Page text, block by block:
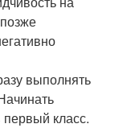
выполнять
класс.